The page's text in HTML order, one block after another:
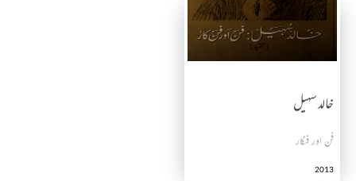
خالد سہیل
فن اور فنکار
2013